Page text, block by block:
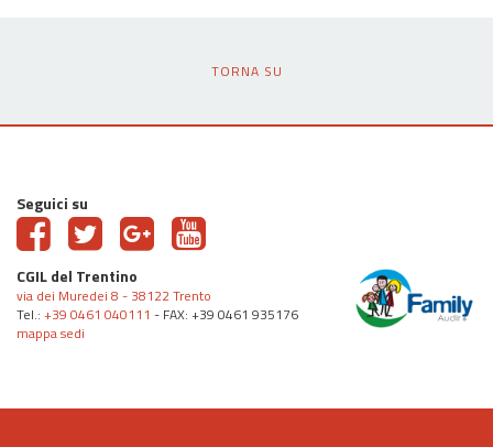
TORNA SU
Seguici su
CGIL del Trentino
via dei Muredei 8 - 38122 Trento
Tel.: +39 0461 040111 - FAX: +39 0461 935176
mappa sedi